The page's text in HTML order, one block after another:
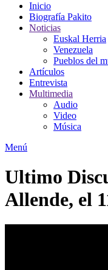
Inicio
Biografía Pakito
Noticias
Euskal Herria
Venezuela
Pueblos del
Artículos
Entrevista
Multimedia
Audio
Video
Música
Menú
Ultimo
Allende, el